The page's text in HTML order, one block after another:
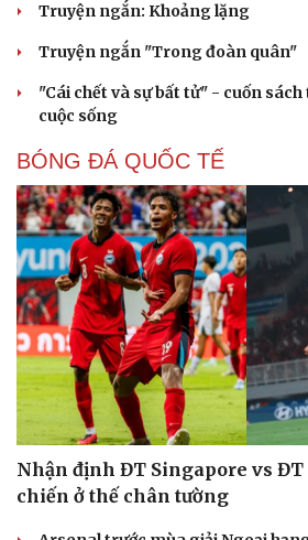
Sức khỏe
Dinh dưỡng - món ngon
Cây thuốc
Sản phụ khoa
Nhi khoa
Nam khoa
Làm đẹp - giảm cân
Phòng mạch online
Ăn sạch sống khỏe
Đời
Nhà
Blog
Tình
Truyện ngắn: Khoảng lặng
Truyện ngắn "Trong đoàn quân"
"Cái chết và sự bất tử" - cuốn
cuộc sống
BÓNG ĐÁ QUỐC TẾ
Nhận định ĐT Singapore vs ĐT
chiến ở thế chân tường